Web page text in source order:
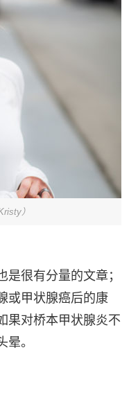
）
很有分量的文章；
或甲状腺癌后的康
果对桥本甲状腺炎不
。